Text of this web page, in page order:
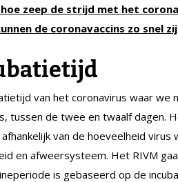
zeep de strijd met het
de coronavaccins zo snel
van het coronavirus waar we
tussen de twee en twaalf dagen.
van de hoeveelheid virus
en afweersysteem. Het RIVM
is gebaseerd op de